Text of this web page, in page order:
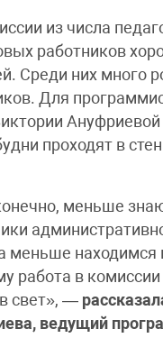
из числа
работников
Среди них много
Для
Ануфриевой
проходят в
меньше
меньше находимся
работа в комиссии
свет», —
ведущий